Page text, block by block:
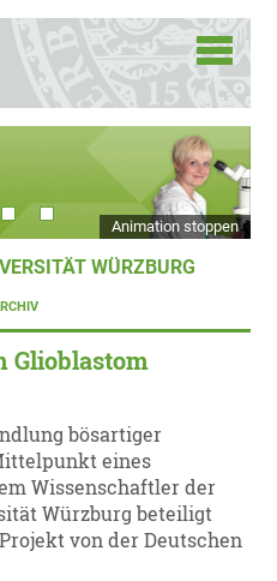
Animation stoppen
WÜRZBURG
Glioblastom
bösartiger
eines
Wissenschaftler der
Würzburg beteiligt
von der Deutschen